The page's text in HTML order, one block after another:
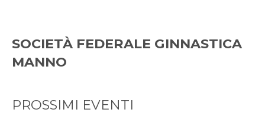
SOCIETÀ FEDERALE GINNASTICA
MANNO
PROSSIMI EVENTI